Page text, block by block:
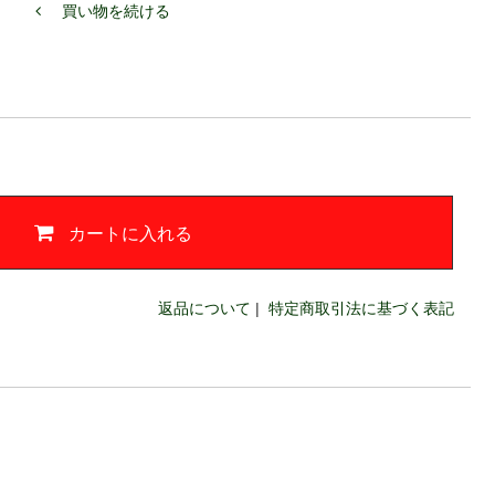
買い物を続ける
カートに入れる
返品について | 特定商取引法に基づく表記